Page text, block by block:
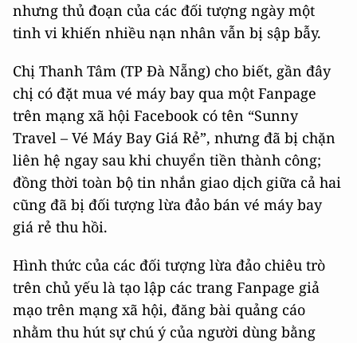
nhưng thủ đoạn của các đối tượng ngày một
tinh vi khiến nhiều nạn nhân vẫn bị sập bẫy.
Chị Thanh Tâm (TP Đà Nẵng) cho biết, gần đây
chị có đặt mua vé máy bay qua một Fanpage
trên mạng xã hội Facebook có tên “Sunny
Travel – Vé Máy Bay Giá Rẻ”, nhưng đã bị chặn
liên hệ ngay sau khi chuyển tiền thành công;
đồng thời toàn bộ tin nhắn giao dịch giữa cả hai
cũng đã bị đối tượng lừa đảo bán vé máy bay
giá rẻ thu hồi.
Hình thức của các đối tượng lừa đảo chiêu trò
trên chủ yếu là tạo lập các trang Fanpage giả
mạo trên mạng xã hội, đăng bài quảng cáo
nhằm thu hút sự chú ý của người dùng bằng